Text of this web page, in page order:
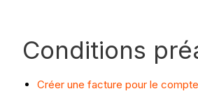
Conditions
Créer une facture pour le